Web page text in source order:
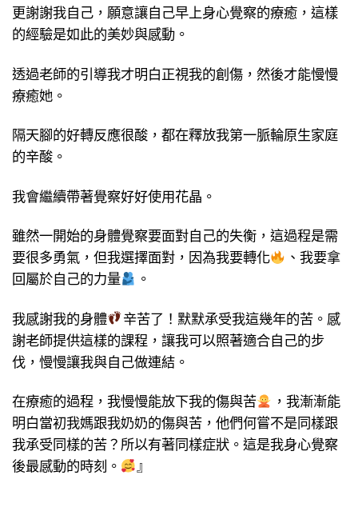
更謝謝我自己，願意讓自己早上身心覺察的療癒，這樣
的經驗是如此的美妙與感動。
透過老師的引導我才明白正視我的創傷，然後才能慢慢
療癒她。
隔天腳的好轉反應很酸，都在釋放我第一脈輪原生家庭
的辛酸。
我會繼續帶著覺察好好使用花晶。
雖然一開始的身體覺察要面對自己的失衡，這過程是需
要很多勇氣，但我選擇面對，因為我要轉化
、我要拿
回屬於自己的力量
。
我感謝我的身體
辛苦了！默默承受我這幾年的苦。感
謝老師提供這樣的課程，讓我可以照著適合自己的步
伐，慢慢讓我與自己做連結。
在療癒的過程，我慢慢能放下我的傷與苦
，我漸漸能
明白當初我媽跟我奶奶的傷與苦，他們何嘗不是同樣跟
我承受同樣的苦？所以有著同樣症狀。這是我身心覺察
後最感動的時刻。
』